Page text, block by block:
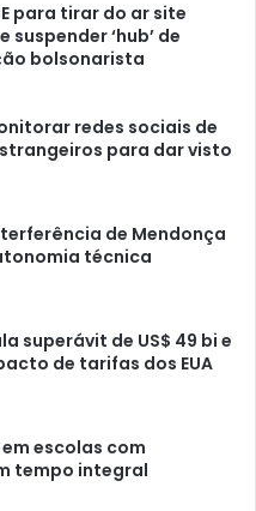
para tirar do ar site
suspender ‘hub’ de
bolsonarista
redes sociais de
para dar visto
de Mendonça
técnica
superávit de US$ 49 bi e
de tarifas dos EUA
escolas com
tempo integral